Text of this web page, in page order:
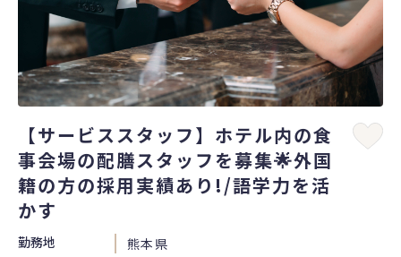
【サービススタッフ】ホテル内の食
事会場の配膳スタッフを募集🌟外国
籍の方の採用実績あり!/語学力を活
かす
勤務地
熊本県